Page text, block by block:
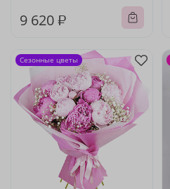
9 620 ₽
Сезонные цветы